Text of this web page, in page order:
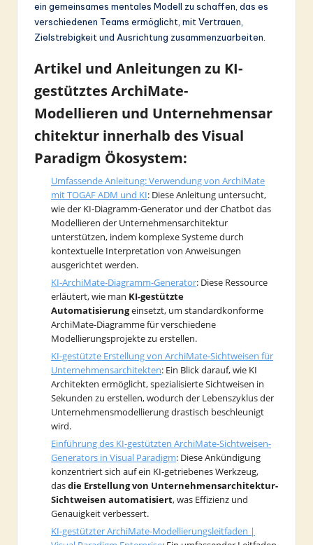
ein gemeinsames mentales Modell zu schaffen, das es
verschiedenen Teams ermöglicht, mit Vertrauen,
Zielstrebigkeit und Ausrichtung zusammenzuarbeiten.
Artikel und Anleitungen zu KI-
gestütztes ArchiMate-
Modellieren und Unternehmensar
chitektur innerhalb desVisual
Paradigm Ökosystem:
Umfassende Anleitung: Verwendung von ArchiMate
mit TOGAF ADM und KI: Diese Anleitung untersucht,
wie der KI-Diagramm-Generator und der Chatbot das
Modellieren der Unternehmensarchitektur
unterstützen, indem komplexe Systeme durch
kontextuelle Interpretation von Anweisungen
ausgerichtet werden.
KI-ArchiMate-Diagramm-Generator: Diese Ressource
erläutert, wie man KI-gestützte
Automatisierungeinsetzt, um standardkonforme
ArchiMate-Diagramme für verschiedene
Modellierungsprojekte zu erstellen.
KI-gestützte Erstellung von ArchiMate-Sichtweisen für
Unternehmensarchitekten: Ein Blick darauf, wie KI
Architekten ermöglicht, spezialisierte Sichtweisen in
Sekunden zu erstellen, wodurch der Lebenszyklus der
Unternehmensmodellierung drastisch beschleunigt
wird.
Einführung des KI-gestützten ArchiMate-Sichtweisen-
Generators in Visual Paradigm: Diese Ankündigung
konzentriert sich auf ein KI-getriebenes Werkzeug,
dasdie Erstellung von Unternehmensarchitektur-
Sichtweisen automatisiert, was Effizienz und
Genauigkeit verbessert.
KI-gestützter ArchiMate-Modellierungsleitfaden |